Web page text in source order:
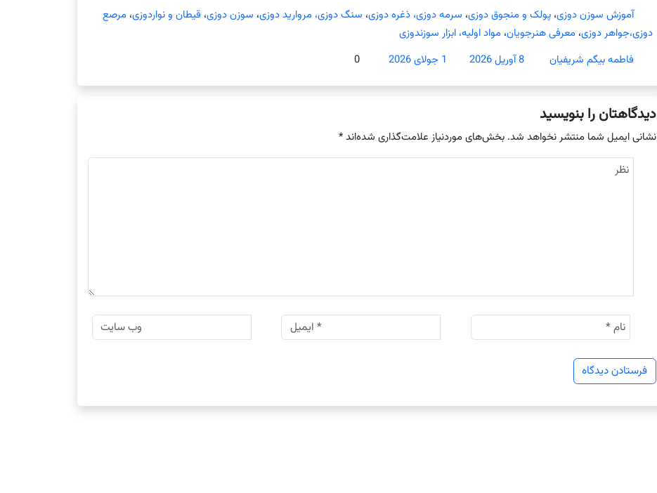
آموزش سوزن دوزی،پولک و منجوق دوزی، سرمه دوزی، ذغره دوزی، سنگ دوزی، مروارید دوزی، سوزن دوزی، قیطان و نواردوزی،مرصع
دوزی،جواهر دوزی،معرفی هنرجویان،مواد اولیه، ابزار سوزندوزی
فاطمه بیگم شریفیان
8 آوریل 2026 1 جولای 2026 0
دیدگاهتان را بنویسید
نشانی ایمیل شما منتشر نخواهد شد. بخش‌های موردنیاز علامت‌گذاری شده‌اند*